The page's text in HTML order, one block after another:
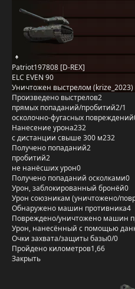
Patriot197808 [D-REX]
ELC EVEN 90
Уничтожен выстрелом (krize_2023)
Произведено выстрелов2
прямых попаданий/пробитий2/1
осколочно-фугасных повреждений
Нанесение урона232
с дистанции свыше 300 м232
Получено попаданий2
пробитий2
не нанёсших урон0
Получено попаданий осколками0
Урон, заблокированный бронёй0
Урон союзникам (уничтожено/
Обнаружено машин противника4
Повреждено/уничтожено машин
Урон, нанесённый с помощью
Очки захвата/защиты базы0/0
Пройдено километров1,66
Закрыть